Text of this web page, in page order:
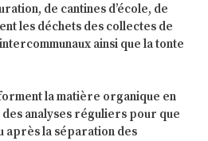
de cantines d’école, de
les déchets des collectes de
ainsi que la tonte
la matière organique en
analyses réguliers pour que
après la séparation des